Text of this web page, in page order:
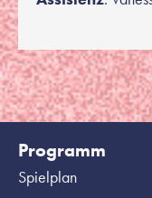
Programm
Spielplan